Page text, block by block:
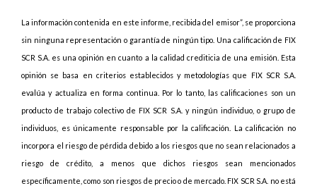
La información contenida en este informe, recibida del emisor”, se proporciona
sin ninguna representación o garantía de ningún tipo. Una calificación de FIX
SCR S.A. es una opinión en cuanto a la calidad crediticia de una emisión. Esta
opinión se basa en criterios establecidos y metodologías que FIX SCR S.A.
evalúa y actualiza en forma continua. Por lo tanto, las calificaciones son un
producto de trabajo colectivo de FIX SCR S.A. y ningún individuo, o grupo de
individuos, es únicamente responsable por la calificación. La calificación no
incorpora el riesgo de pérdida debido a los riesgos que no sean relacionados a
riesgo de crédito, a menos que dichos riesgos sean mencionados
específicamente, como son riesgos de precio o de mercado. FIX SCR S.A. no está